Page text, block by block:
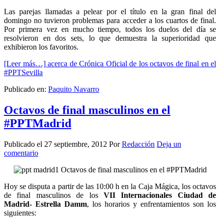
Las parejas llamadas a pelear por el título en la gran final del
domingo no tuvieron problemas para acceder a los cuartos de final.
Por primera vez en mucho tiempo, todos los duelos del día se
resolvieron en dos sets, lo que demuestra la superioridad que
exhibieron los favoritos.
[Leer más…] acerca de Crónica Oficial de los octavos de final en el
#PPTSevilla
Publicado en: Paquito Navarro
Octavos de final masculinos en el
#PPTMadrid
Publicado el 27 septiembre, 2012 PorRedacción Deja un
comentario
Hoy se disputa a partir de las 10:00 h en la Caja Mágica, los octavos
de final masculinos de los VII Internacionales Ciudad de
Madrid- Estrella Damm, los horarios y enfrentamientos son los
siguientes: